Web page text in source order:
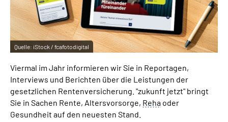
Inhalte in Gebärdensprache (DGS)
Leichte Sprache
Mein Kundenportal
Quelle: iStock / fcafotodigital
Viermal im Jahr informieren wir Sie in Reportagen,
Interviews und Berichten über die Leistungen der
gesetzlichen Rentenversicherung. "zukunft jetzt" bringt
Sie in Sachen Rente, Altersvorsorge, Reha oder
Gesundheit auf den neuesten Stand.